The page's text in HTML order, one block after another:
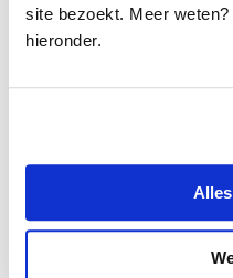
site bezoekt. Meer
hieronder.
My First Smartphone
Kneefel.
Studiebeurzen